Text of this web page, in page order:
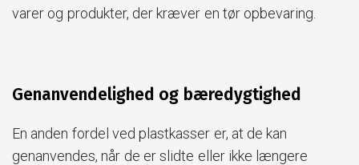
varer og produkter, der kræver en tør opbevaring.
Genanvendelighed og bæredygtighed
En anden fordel ved plastkasser er, at de kan
genanvendes, når de er slidte eller ikke længere